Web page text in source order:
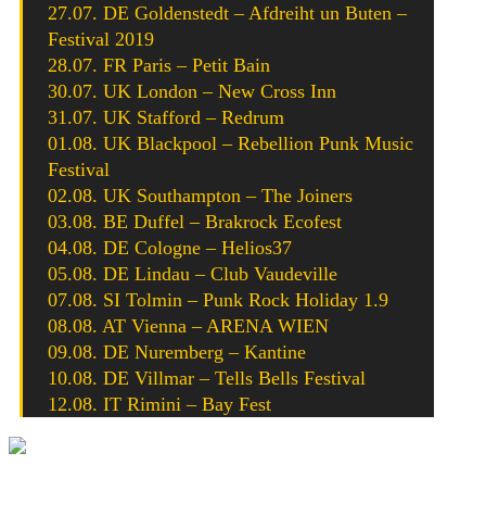
27.07. DE Goldenstedt – Afdreiht un Buten –
Festival 2019
28.07. FR Paris – Petit Bain
30.07. UK London – New Cross Inn
31.07. UK Stafford – Redrum
01.08. UK Blackpool – Rebellion Punk Music
Festival
02.08. UK Southampton – The Joiners
03.08. BE Duffel – Brakrock Ecofest
04.08. DE Cologne – Helios37
05.08. DE Lindau – Club Vaudeville
07.08. SI Tolmin – Punk Rock Holiday 1.9
08.08. AT Vienna – ARENA WIEN
09.08. DE Nuremberg – Kantine
10.08. DE Villmar – Tells Bells Festival
12.08. IT Rimini – Bay Fest